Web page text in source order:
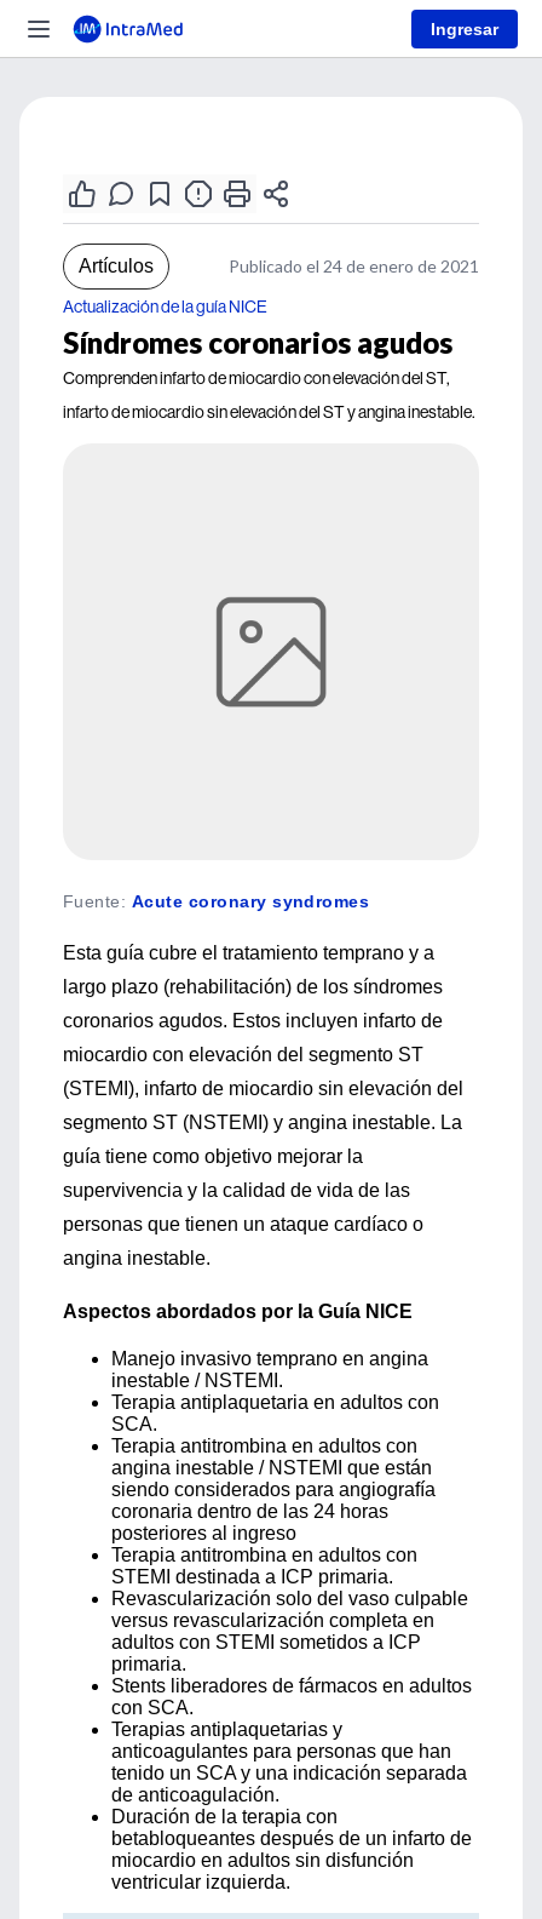
Ingresar
Artículos Publicado el 24 de enero de 2021
Actualización de la guía NICE
Síndromes coronarios agudos
Comprenden infarto de miocardio con elevación del ST,
infarto de miocardio sin elevación del ST y angina inestable.
Fuente: Acute coronary syndromes
Esta guía cubre el tratamiento temprano y a
largo plazo (rehabilitación) de los síndromes
coronarios agudos. Estos incluyen infarto de
miocardio con elevación del segmento ST
(STEMI), infarto de miocardio sin elevación del
segmento ST (NSTEMI) y angina inestable. La
guía tiene como objetivo mejorar la
supervivencia y la calidad de vida de las
personas que tienen un ataque cardíaco o
angina inestable.
Aspectos abordados por la Guía NICE
Manejo invasivo temprano en angina
inestable / NSTEMI.
Terapia antiplaquetaria en adultos con
SCA.
Terapia antitrombina en adultos con
angina inestable / NSTEMI que están
siendo considerados para angiografía
coronaria dentro de las 24 horas
posteriores al ingreso
Terapia antitrombina en adultos con
STEMI destinada a ICP primaria.
Revascularización solo del vaso culpable
versus revascularización completa en
adultos con STEMI sometidos a ICP
primaria.
Stents liberadores de fármacos en adultos
con SCA.
Terapias antiplaquetarias y
anticoagulantes para personas que han
tenido un SCA y una indicación separada
de anticoagulación.
Duración de la terapia con
betabloqueantes después de un infarto de
miocardio en adultos sin disfunción
ventricular izquierda.